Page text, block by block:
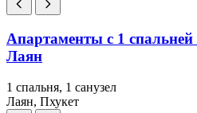
Апартаменты с 1
Лаян
1 спальня, 1 санузел
Лаян, Пхукет